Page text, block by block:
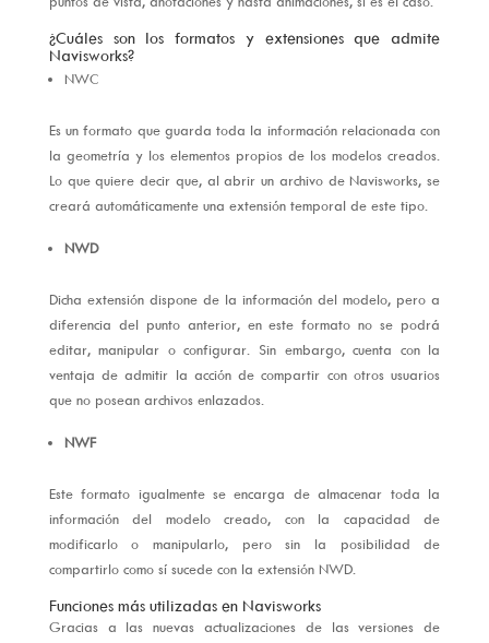
¿Cuáles son los formatos y extensiones que admite
Navisworks?
NWC
Es un formato que guarda toda la información relacionada con
la geometría y los elementos propios de los modelos creados.
Lo que quiere decir que, al abrir un archivo de Navisworks, se
creará automáticamente una extensión temporal de este tipo.
NWD
Dicha extensión dispone de la información del modelo, pero a
diferencia del punto anterior, en este formato no se podrá
editar, manipular o configurar. Sin embargo, cuenta con la
ventaja de admitir la acción de compartir con otros usuarios
que no posean archivos enlazados.
NWF
Este formato igualmente se encarga de almacenar toda la
información del modelo creado, con la capacidad de
modificarlo o manipularlo, pero sin la posibilidad de
compartirlo como sí sucede con la extensión NWD.
Funciones más utilizadas en Navisworks
Gracias a las nuevas actualizaciones de las versiones de